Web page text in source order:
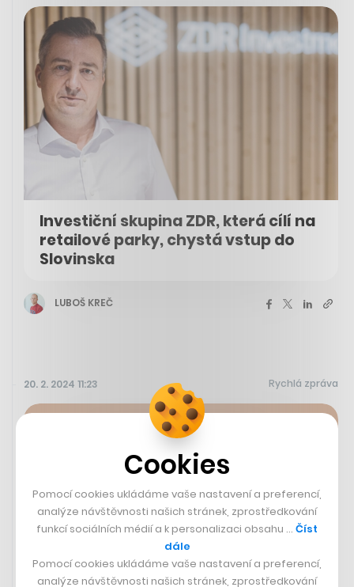
Investiční skupina ZDR, která cílí na
retailové parky, chystá vstup do
Slovinska
LUBOŠ KREČ
20. 2. 2024 11:23 Rychlá zpráva
Cookies
Pomocí cookies ukládáme vaše nastavení a preferencí,
analýze návštěvnosti našich stránek, zprostředkování
funkcí sociálních médií a k personalizaci obsahu … Číst
dále
Pomocí cookies ukládáme vaše nastavení a preferencí,
analýze návštěvnosti našich stránek, zprostředkování